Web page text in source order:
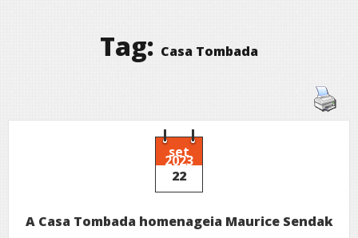
Tag: Casa Tombada
set
2023
22
A Casa Tombada homenageia Maurice Sendak